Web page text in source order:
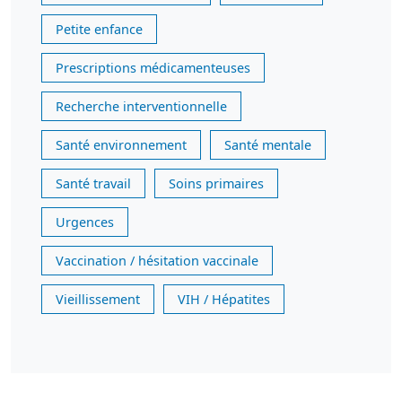
Petite enfance
Prescriptions médicamenteuses
Recherche interventionnelle
Santé environnement Santé mentale
Santé travail Soins primaires
Urgences
Vaccination / hésitation vaccinale
Vieillissement VIH / Hépatites